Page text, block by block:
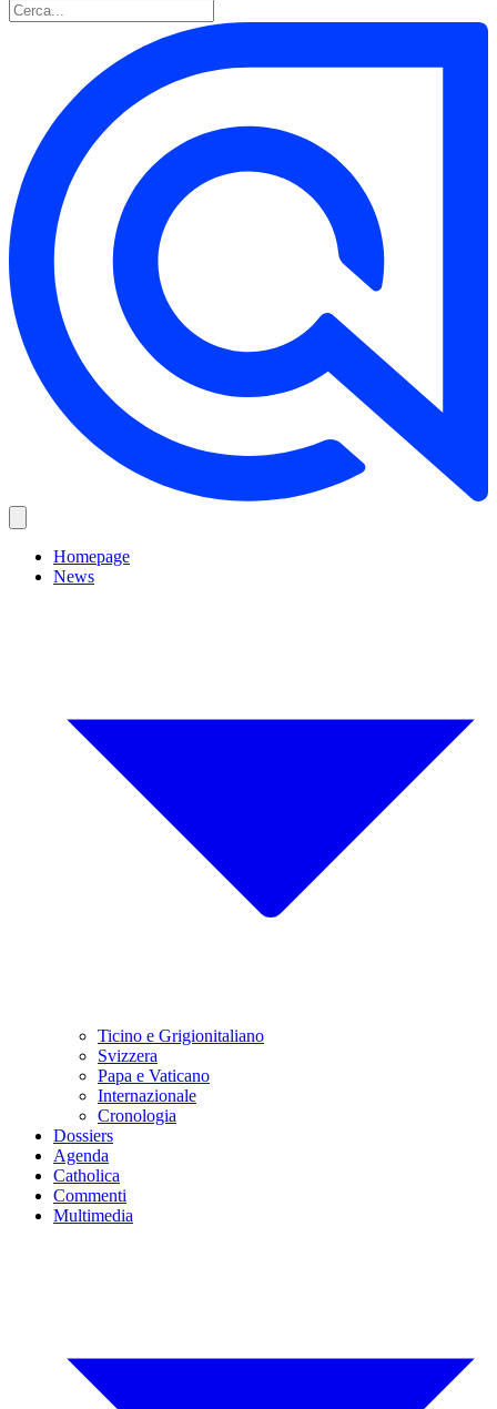
Homepage
News
Ticino e Grigionitaliano
Svizzera
Papa e Vaticano
Internazionale
Cronologia
Dossiers
Agenda
Catholica
Commenti
Multimedia